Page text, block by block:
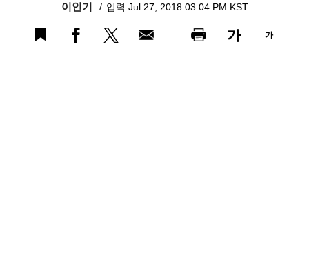
이인기 입력 Jul 27, 2018 03:04 PM KST
가 가